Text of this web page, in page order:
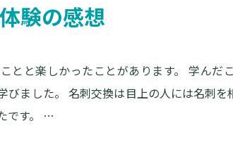
験の感想
とと楽しかったことがあります。 学んだ
びました。 名刺交換は目上の人には名刺
です。 …